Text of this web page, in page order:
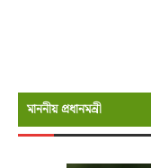
মাননীয় প্রধানমন্রী